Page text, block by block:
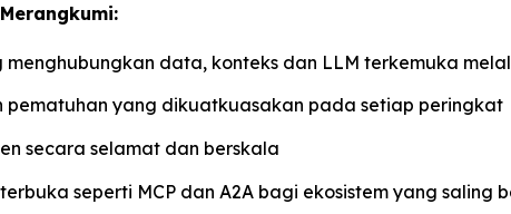
menghubungkan data, konteks dan LLM terkemuka
pematuhan yang dikuatkuasakan pada setiap peringkat
secara selamat dan berskala
seperti MCP dan A2A bagi ekosistem yang saling